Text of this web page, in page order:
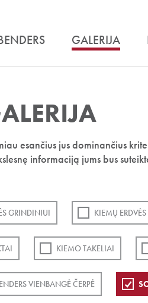
GALERIJA
esančius jus dominančius
informaciją jums bus
GRINDINIUI KIEMŲ ERDVĖS
KIEMO TAKELIAI
VIENBANGĖ ČERPĖ